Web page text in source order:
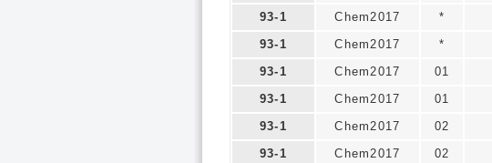
93-1
Chem2017 *
93-1
Chem2017 *
93-1
Chem2017 01
93-1
Chem2017 01
93-1
Chem2017 02
93-1
Chem2017 02